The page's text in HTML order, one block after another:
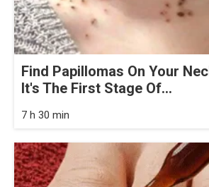
Find Papillomas On Your
It's The First Stage Of...
7 h 30 min